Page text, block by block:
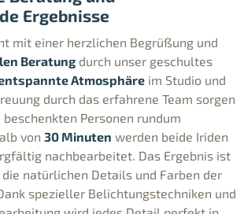
Ergebnisse
mit einer herzlichen Begrüßung und
Beratung durch unser geschultes
Atmosphäre im Studio und
durch das erfahrene Team sorgen
Personen rundum
von 30 Minuten werden beide Iriden
nachbearbeitet. Das Ergebnis ist
natürlichen Details und Farben der
spezieller Belichtungstechniken und